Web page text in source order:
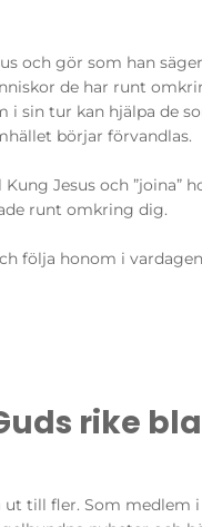
och gör som han
de har runt
i sin tur kan hjälpa de
börjar förvandlas.
Jesus och ”joina”
runt omkring dig.
följa honom i
rike
ut till fler. Som medlem i